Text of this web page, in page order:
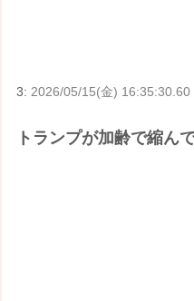
3: 2026/05/15(金) 16:35:30.60
トランプが加齢で縮ん